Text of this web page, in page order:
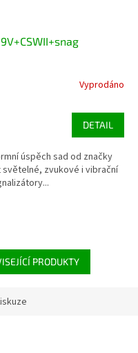
Vyprodáno
DETAIL
úspěch sad od značky
zvukové i vibrační
PRODUKTY